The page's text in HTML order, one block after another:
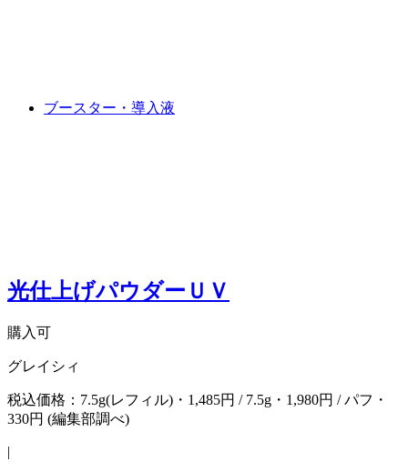
ブースター・導入液
光仕上げパウダーＵＶ
購入可
グレイシィ
税込価格：7.5g(レフィル)・1,485円 / 7.5g・1,980円 / パフ・
330円 (編集部調べ)
|